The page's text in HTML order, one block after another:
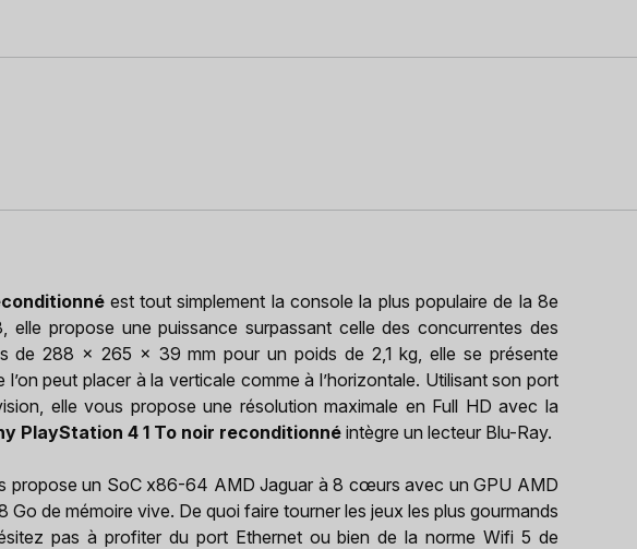
est tout simplement la console la plus populaire de la 8e
elle propose une puissance surpassant celle des concurrentes des
de 288 x 265 x 39 mm pour un poids de 2,1 kg, elle se présente
peut placer à la verticale comme à l’horizontale. Utilisant son port
elle vous propose une résolution maximale en Full HD avec la
PlayStation 4 1 To noir reconditionné intègre un lecteur Blu-Ray.
propose un SoC x86-64 AMD Jaguar à 8 cœurs avec un GPU AMD
de mémoire vive. De quoi faire tourner les jeux les plus gourmands
pas à profiter du port Ethernet ou bien de la norme Wifi 5 de